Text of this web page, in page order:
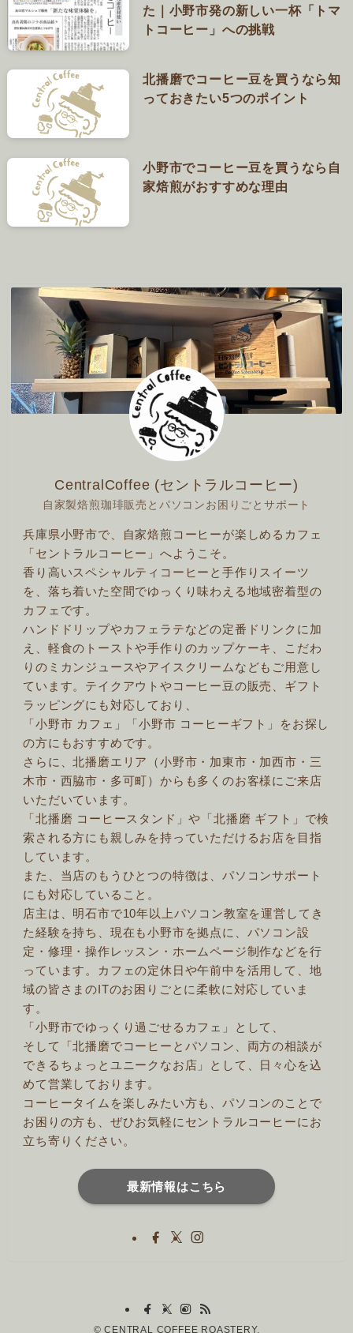
た｜小野市発の新しい一杯「トマ
トコーヒー」への挑戦
北播磨でコーヒー豆を買うなら知
っておきたい5つのポイント
小野市でコーヒー豆を買うなら自
家焙煎がおすすめな理由
CentralCoffee (セントラルコーヒー)
自家製焙煎珈琲販売とパソコンお困りごとサポート
兵庫県小野市で、自家焙煎コーヒーが楽しめるカフェ
「セントラルコーヒー」へようこそ。
香り高いスペシャルティコーヒーと手作りスイーツ
を、落ち着いた空間でゆっくり味わえる地域密着型の
カフェです。
ハンドドリップやカフェラテなどの定番ドリンクに加
え、軽食のトーストや手作りのカップケーキ、こだわ
りのミカンジュースやアイスクリームなどもご用意し
ています。テイクアウトやコーヒー豆の販売、ギフト
ラッピングにも対応しており、
「小野市 カフェ」「小野市 コーヒーギフト」をお探し
の方にもおすすめです。
さらに、北播磨エリア（小野市・加東市・加西市・三
木市・西脇市・多可町）からも多くのお客様にご来店
いただいています。
「北播磨 コーヒースタンド」や「北播磨 ギフト」で検
索される方にも親しみを持っていただけるお店を目指
しています。
また、当店のもうひとつの特徴は、パソコンサポート
にも対応していること。
店主は、明石市で10年以上パソコン教室を運営してき
た経験を持ち、現在も小野市を拠点に、パソコン設
定・修理・操作レッスン・ホームページ制作などを行
っています。カフェの定休日や午前中を活用して、地
域の皆さまのITのお困りごとに柔軟に対応していま
す。
「小野市でゆっくり過ごせるカフェ」として、
そして「北播磨でコーヒーとパソコン、両方の相談が
できるちょっとユニークなお店」として、日々心を込
めて営業しております。
コーヒータイムを楽しみたい方も、パソコンのことで
お困りの方も、ぜひお気軽にセントラルコーヒーにお
立ち寄りください。
最新情報はこちら
© CENTRAL COFFEE ROASTERY.